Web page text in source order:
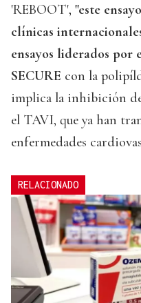
'REBOOT', "este
clínicas
ensayos liderados por
SECURE con la
implica la inhibición
el TAVI, que ya han
enfermedades
RELACIONADO